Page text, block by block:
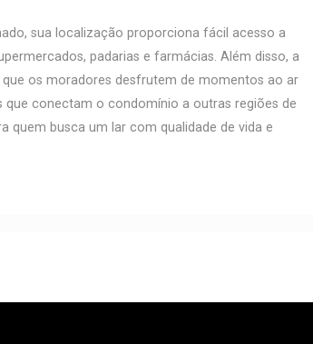
sua localização proporciona fácil acesso a
padarias e farmácias. Além disso, a
os moradores desfrutem de momentos ao ar
que conectam o condomínio a outras regiões de
quem busca um lar com qualidade de vida e